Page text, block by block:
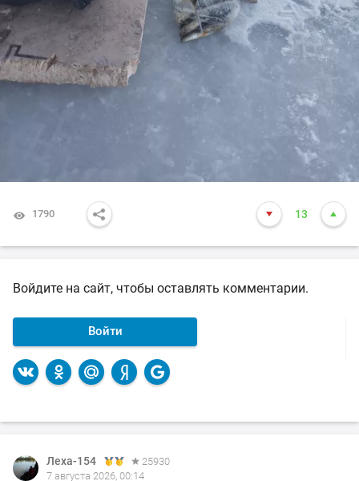
1790 13
Войдите на сайт, чтобы оставлять комментарии.
Войти
Леха-154
25930
7 августа 2026, 00:14
Леха-154
25930
4 августа 2026, 12:52